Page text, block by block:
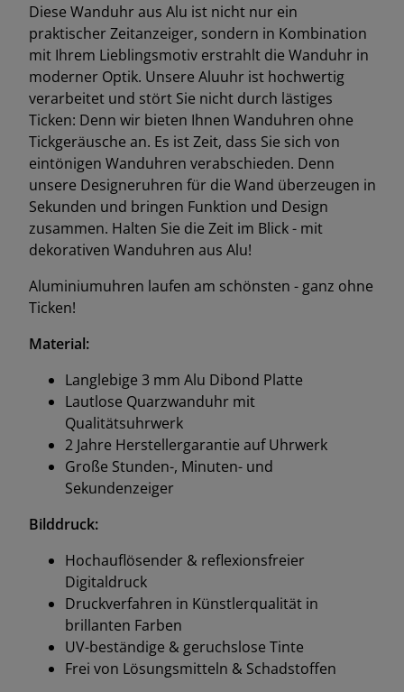
Diese Wanduhr aus Alu ist nicht nur ein
praktischer Zeitanzeiger, sondern in Kombination
mit Ihrem Lieblingsmotiv erstrahlt die Wanduhr in
moderner Optik. Unsere Aluuhr ist hochwertig
verarbeitet und stört Sie nicht durch lästiges
Ticken: Denn wir bieten Ihnen Wanduhren ohne
Tickgeräusche an. Es ist Zeit, dass Sie sich von
eintönigen Wanduhren verabschieden. Denn
unsere Designeruhren für die Wand überzeugen in
Sekunden und bringen Funktion und Design
zusammen. Halten Sie die Zeit im Blick - mit
dekorativen Wanduhren aus Alu!
Aluminiumuhren laufen am schönsten - ganz ohne
Ticken!
Material:
Langlebige 3 mm Alu Dibond Platte
Lautlose Quarzwanduhr mit
Qualitätsuhrwerk
2 Jahre Herstellergarantie auf Uhrwerk
Große Stunden-, Minuten- und
Sekundenzeiger
Bilddruck:
Hochauflösender & reflexionsfreier
Digitaldruck
Druckverfahren in Künstlerqualität in
brillanten Farben
UV-beständige & geruchslose Tinte
Frei von Lösungsmitteln & Schadstoffen